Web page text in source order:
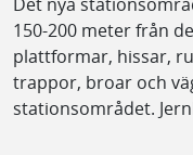
150-200 meter från
plattformar, hissar,
trappor, broar och
stationsområdet.